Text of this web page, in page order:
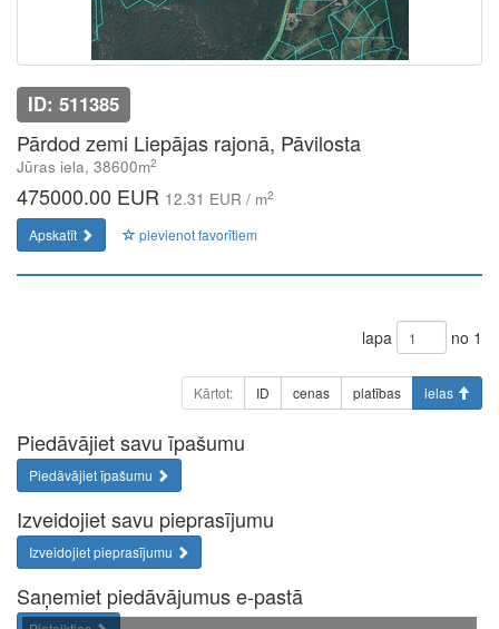
ID: 511385
Pārdod zemi Liepājas rajonā, Pāvilosta
Jūras iela, 38600m2
475000.00 EUR 12.31 EUR / m2
Apskatīt pievienot favorītiem
lapa no 1
Kārtot: ID cenas platības ielas
Piedāvājiet savu īpašumu
Piedāvājiet īpašumu
Izveidojiet savu pieprasījumu
Izveidojiet pieprasījumu
Saņemiet piedāvājumus e-pastā